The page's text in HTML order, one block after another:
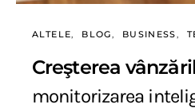
ALTELE BLOG BUSINESS
Creşterea
monitorizarea